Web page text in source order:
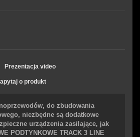
Prezentacja video
o produkt
do zbudowania
niezbędne są dodatkowe
urządzenia zasilające, jak
PODTYNKOWE TRACK 3 LINE